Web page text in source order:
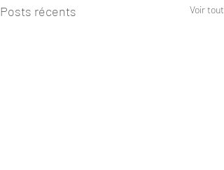
Posts récents Voir tout